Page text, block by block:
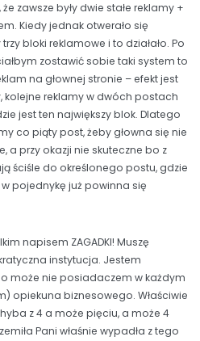
zawsze były dwie stałe reklamy +
Kiedy jednak otwerało się
bloki reklamowe i to działało. Po
zostawić sobie taki system to
na głownej stronie – efekt jest
kolejne reklamy w dwóch postach
jest ten największy blok. Dlatego
co piąty post, żeby głowna się nie
a przy okazji nie skuteczne bo z
ściśle do określonego postu, gdzie
pojednykę już powinna się
napisem ZAGADKI! Muszę
instytucja. Jestem
może nie posiadaczem w każdym
opiekuna biznesowego. Właściwie
z 4 a może pięciu, a może 4
Pani właśnie wypadła z tego